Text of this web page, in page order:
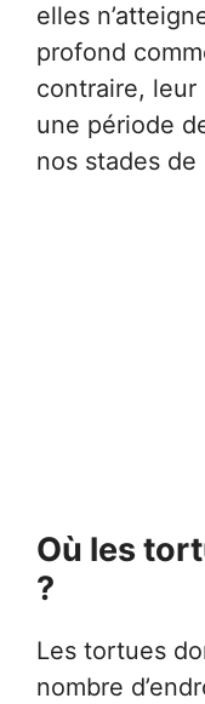
elles
profond
contraire, leur
une période
nos stades de
Où les
?
Les tortues
nombre